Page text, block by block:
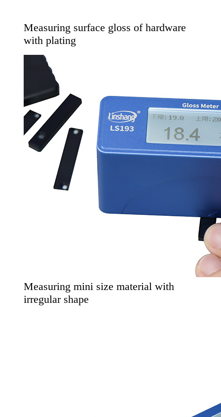
Measuring surface gloss of hardware
with plating
Measuring mini size material with
irregular shape